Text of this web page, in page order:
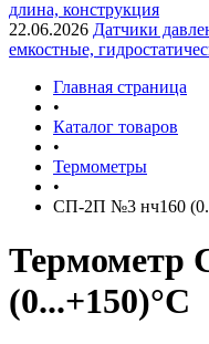
длина, конструкция
22.06.2026 Датчики
емкостные,
Главная страница
•
Каталог товаров
•
Термометры
•
СП-2П №3 нч160
Термометр
(0...+150)°С